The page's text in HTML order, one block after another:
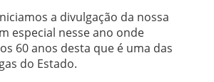
a divulgação da nossa
especial nesse ano onde
60 anos desta que é uma das
do Estado.